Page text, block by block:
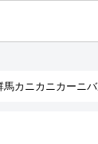
カニカニカー